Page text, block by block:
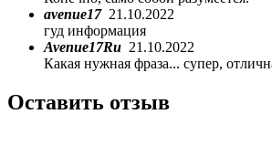
avenue17 21.10.2022
гуд информация
Avenue17Ru 21.10.2022
Какая нужная фраза... супер,
Оставить отзыв